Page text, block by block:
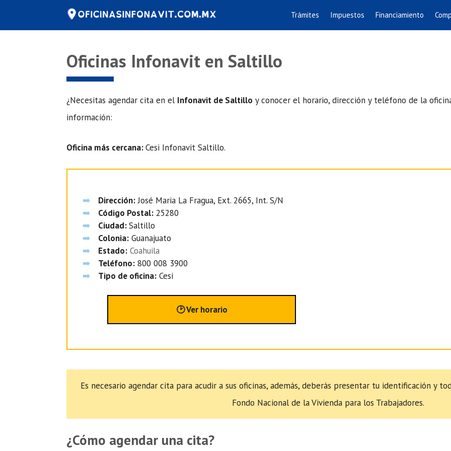
Trámites Impuestos Financiamiento
Oficinas Infonavit en Saltillo
¿Necesitas agendar cita en el Infonavit de Saltillo y conocer el horario, dirección y teléfono de la
información:
Oficina más cercana:Cesi Infonavit Saltillo.
Dirección:José Maria La Fragua, Ext. 2665, Int. S/N
Código Postal: 25280
Ciudad:Saltillo
Colonia: Guanajuato
Estado: Coahuila
Teléfono: 800 008 3900
Tipo de oficina: Cesi
🕑 Ver horario
Es necesario agendar cita para acudir a sus oficinas, además, deberás presentar tu identificación y
Fondo Nacional de la Vivienda para los Trabajadores.
¿Cómo agendar una cita?